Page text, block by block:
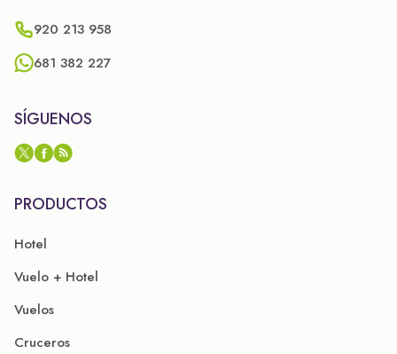
920 213 958
681 382 227
SÍGUENOS
PRODUCTOS
Hotel
Vuelo + Hotel
Vuelos
Cruceros